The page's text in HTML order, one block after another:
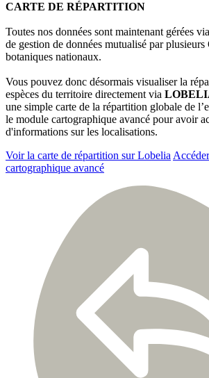
CARTE DE RÉPARTITION
Toutes nos données sont maintenant gérées via
de gestion de données mutualisé par plusieurs
botaniques nationaux.
Vous pouvez donc désormais visualiser la
espèces du territoire directement via
une simple carte de la répartition globale de
le module cartographique avancé pour avoir
d'informations sur les localisations.
Voir la carte de répartition sur Lobelia
cartographique avancé